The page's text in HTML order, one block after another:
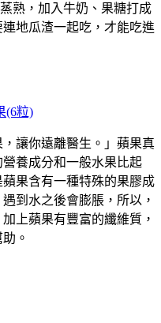
熟，加入牛奶、果糖打成
地瓜渣一起吃，才能吃進
讓你遠離醫生。」蘋果真
養成分和一般水果比起
果含有一種特殊的果膠成
到水之後會膨脹，所以，
上蘋果有豐富的纖維質，
。